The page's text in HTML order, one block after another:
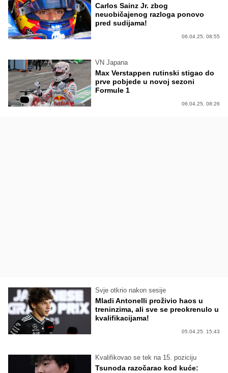
Carlos Sainz Jr. zbog
neuobičajenog razloga ponovo
pred sudijama!
06.04.25. 08:55
VN Japana
Max Verstappen rutinski stigao do
prve pobjede u novoj sezoni
Formule 1
06.04.25. 08:26
Svje otkrio nakon sesije
Mladi Antonelli proživio haos u
treninzima, ali sve se preokrenulo u
kvalifikacijama!
05.04.25. 15:43
Kvalifikovao se tek na 15. poziciju
Tsunoda razočarao kod kuće: